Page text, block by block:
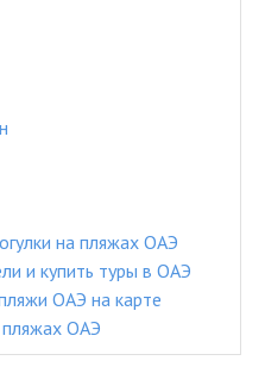
на пляжах ОАЭ
и купить туры в ОАЭ
ОАЭ на карте
ОАЭ